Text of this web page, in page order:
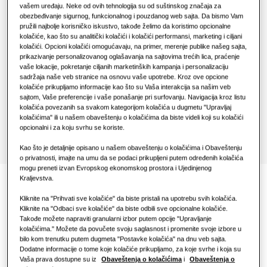
KOMERCIJALNA RJEŠENJA
Hoteli
Maloprodaja
Restoran
Kancelarija
Održivost
One Samsung
Rješenja za toplotne pumpe
RJEŠENJA ZA KOMERCIJALNE ZGRADE
Rješenja za klimatizaciju
Kontrole
Hero proizvodi
Centralizovani daljinski upravljač na
dodir
MCM-A300N
Pronađite instalatera
Praktična i Intuitivna
kontrola
ClimateHub Mono, Split i TDM Plus nude niz
vašem uređaju. Neke od ovih tehnologija su od suštinskog značaja za
obezbeđivanje sigurnog, funkcionalnog i pouzdanog web sajta. Da bismo Vam
pružili najbolje korisničko iskustvo, takođe želimo da koristimo opcionalne
kolačiće, kao što su analitički kolačići i kolačići performansi, marketing i ciljani
kolačići. Opcioni kolačići omogućavaju, na primer, merenje publike našeg sajta,
prikazivanje personalizovanog oglašavanja na sajtovima trećih lica, praćenje
vaše lokacije, pokretanje ciljanih marketinških kampanja i personalizaciju
sadržaja naše veb stranice na osnovu vaše upotrebe. Kroz ove opcione
kolačiće prikupljamo informacije kao što su Vaša interakcija sa našim veb
sajtom, Vaše preferencije i vaše ponašanje pri surfovanju. Navigacija kroz listu
kolačića povezanih sa svakom kategorijom kolačića u dugmetu "Upravljaj
kolačićima" ili u našem obaveštenju o kolačićima da biste videli koji su kolačići
opcionalni i za koju svrhu se koriste.
Kao što je detaljnije opisano u našem obaveštenju o kolačićima i Obaveštenju
o privatnosti, imajte na umu da se podaci prikupljeni putem određenih kolačića
mogu preneti izvan Evropskog ekonomskog prostora i Ujedinjenog
Kraljevstva.
Kliknite na "Prihvati sve kolačiće" da biste pristali na upotrebu svih kolačića.
Kliknite na "Odbaci sve kolačiće" da biste odbili sve opcionalne kolačiće.
Takođe možete napraviti granularni izbor putem opcije "Upravljanje
kolačićima." Možete da povučete svoju saglasnost i promenite svoje izbore u
bilo kom trenutku putem dugmeta "Postavke kolačića" na dnu veb sajta.
Dodatne informacije o tome koje kolačiće prikupljamo, za koje svrhe i koja su
Vaša prava dostupne su iz
Obaveštenja o kolačićima i
Obaveštenja o